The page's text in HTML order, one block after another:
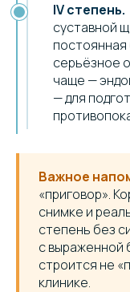
IV степень.
суставной
серьёзное
чаще —
— для
Важное
«приговор».
снимке и
степень без
с выраженной
строится не
клинике.